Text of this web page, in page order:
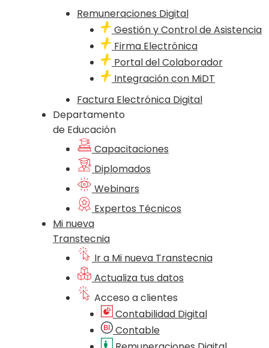
Remuneraciones Digital
Gestión y Control de Asistencia
Firma Electrónica
Portal del Colaborador
Integración con MiDT
Factura Electrónica Digital
Departamento
de Educación
Capacitaciones
Diplomados
Webinars
Expertos Técnicos
Mi nueva
Transtecnia
Ir a Mi nueva Transtecnia
Actualiza tus datos
Acceso a clientes
Contabilidad Digital
Contable